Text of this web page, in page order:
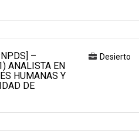
–
ANALISTA EN
HUMANAS Y
DE
Desierto